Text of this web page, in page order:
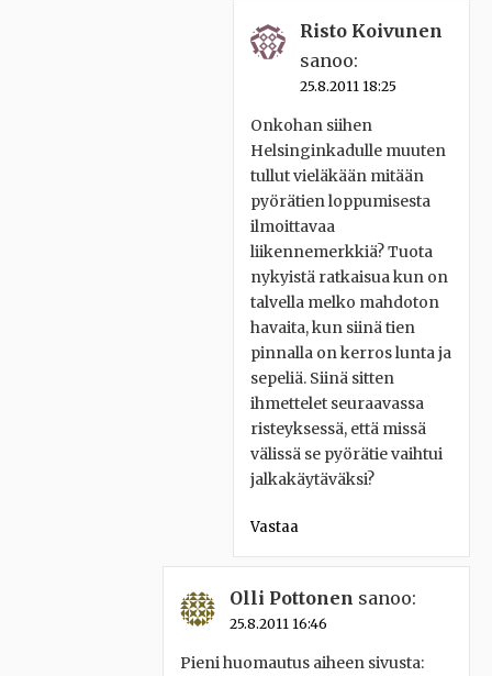
Risto Koivunen
sanoo:
25.8.2011 18:25
Onkohan siihen
Helsinginkadulle muuten
tullut vieläkään mitään
pyörätien loppumisesta
ilmoittavaa
liikennemerkkiä? Tuota
nykyistä ratkaisua kun on
talvella melko mahdoton
havaita, kun siinä tien
pinnalla on kerros lunta ja
sepeliä. Siinä sitten
ihmettelet seuraavassa
risteyksessä, että missä
välissä se pyörätie vaihtui
jalkakäytäväksi?
Vastaa
Olli Pottonen sanoo:
25.8.2011 16:46
Pieni huomautus aiheen sivusta: